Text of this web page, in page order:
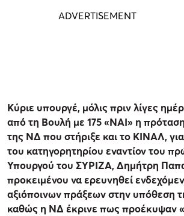
Κύριε υπουργέ, μόλις πριν λίγες
από τη Βουλή με 175 «ΝΑΙ» η
της ΝΔ που στήριξε και το ΚΙΝΑΛ,
του κατηγορητηρίου εναντίον του
Υπουργού του ΣΥΡΙΖΑ, Δημήτρη
προκειμένου να ερευνηθεί
αξιόποινων πράξεων στην υπόθεση
καθώς η ΝΔ έκρινε πως προέκυψαν